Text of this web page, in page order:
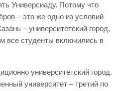
Универсиаду. Потому что
– это же одно из условий
– университетский город,
все студенты включились в
университетский город.
университет – третий по